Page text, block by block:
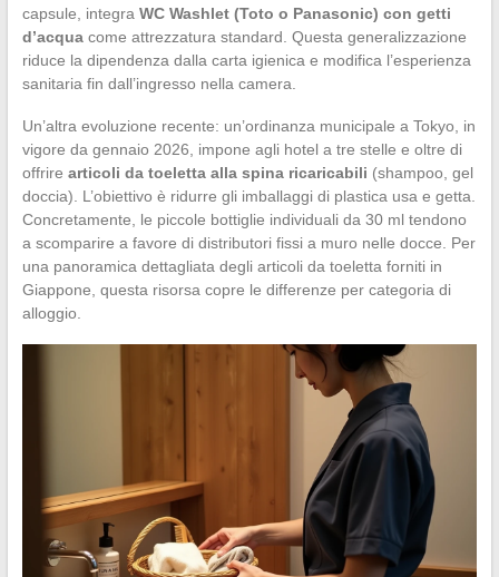
capsule, integra WC Washlet (Toto o Panasonic) con getti
d’acquacome attrezzatura standard. Questa generalizzazione
riduce la dipendenza dalla carta igienica e modifica l’esperienza
sanitaria fin dall’ingresso nella camera.
Un’altra evoluzione recente: un’ordinanza municipale a Tokyo, in
vigore da gennaio 2026, impone agli hotel a tre stelle e oltre di
offrire articoli da toeletta alla spina ricaricabili (shampoo, gel
doccia). L’obiettivo è ridurre gli imballaggi di plastica usa e getta.
Concretamente, le piccole bottiglie individuali da 30 ml tendono
a scomparire a favore di distributori fissi a muro nelle docce. Per
una panoramica dettagliata degli articoli da toeletta forniti in
Giappone, questa risorsa copre le differenze per categoria di
alloggio.